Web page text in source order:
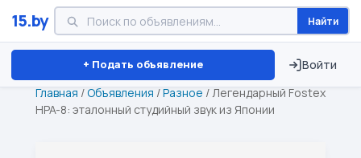
15.by Найти
+ Подать объявление Войти
Минск Витебск Брест ⏱ ТОЛЬКО 15 ДНЕЙ
Главная /Объявления /Разное /Легендарный Fostex
HPA-8: эталонный студийный звук из Японии